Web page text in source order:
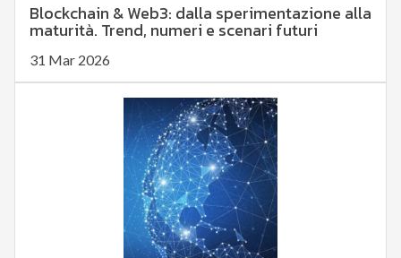
Blockchain & Web3: dalla sperimentazione alla
maturità. Trend, numeri e scenari futuri
31 Mar 2026